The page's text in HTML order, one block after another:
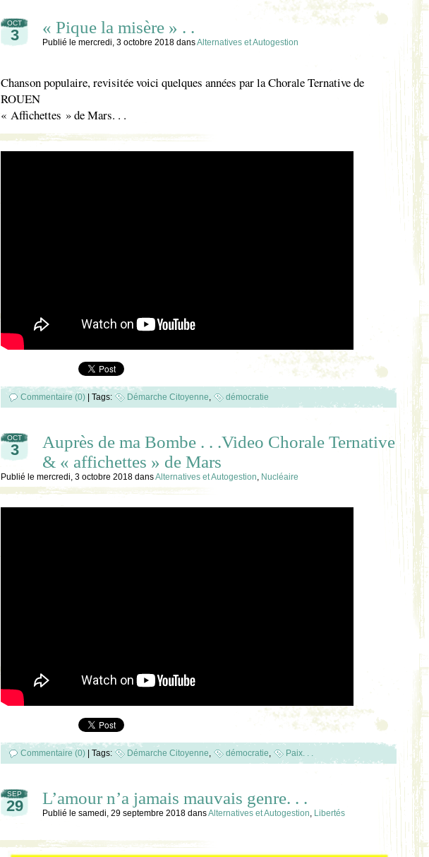
OCT
3 « Pique la misère » . .
Publié le mercredi, 3 octobre 2018 dansAlternatives et Autogestion
Chanson populaire, revisitée voici quelques années par la Chorale Ternative de
ROUEN
« Affichettes » de Mars. . .
Commentaire (0) | Tags: Démarche Citoyenne, démocratie
OCT
3
Auprès de ma Bombe . . .Video Chorale Ternative
& « affichettes » de Mars
Publié le mercredi, 3 octobre 2018 dansAlternatives et Autogestion, Nucléaire
Commentaire (0) | Tags: Démarche Citoyenne, démocratie, Paix. . .
SEP
29 L’amour n’a jamais mauvais genre. . .
Publié le samedi, 29 septembre 2018 dansAlternatives et Autogestion, Libertés